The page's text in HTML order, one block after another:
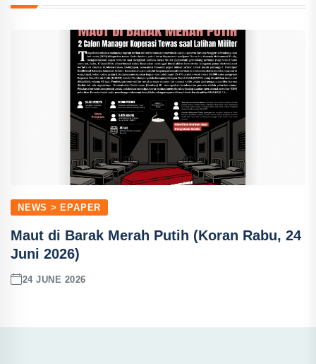
NEWS > EPAPER
Maut di Barak Merah Putih (Koran Rabu, 24
Juni 2026)
24 JUNE 2026